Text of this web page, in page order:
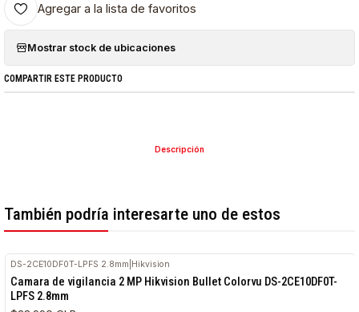
Agregar a la lista de favoritos
Mostrar stock de ubicaciones
COMPARTIR ESTE PRODUCTO
Descripción
También podría interesarte uno de estos
DS-2CE10DF0T-LPFS 2.8mm Hikvision
Camara de vigilancia 2 MP Hikvision Bullet Colorvu DS-2CE10DF0T-
LPFS 2.8mm